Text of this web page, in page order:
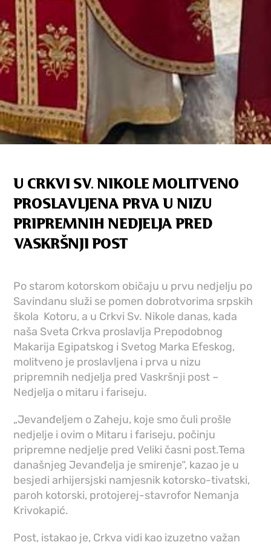
U CRKVI SV. NIKOLE MOLITVENO
PROSLAVLJENA PRVA U NIZU
PRIPREMNIH NEDJELJA PRED
VASKRŠNJI POST
Po starom kotorskom običaju u prvu nedjelju po
Savindanu služi se pomen dobrotvorima srpskih
škola Kotoru, a u Crkvi Sv. Nikole danas, kada
naša Sveta Crkva proslavlja Prepodobnog
Makarija Egipatskog i Svetog Marka Efeskog,
molitveno je proslavljena i prva u nizu
pripremnih nedjelja pred Vaskršnji post –
Nedjelja o mitaru i fariseju.
„Jevanđeljem o Zaheju, koje smo čuli prošle
nedjelje i ovim o Mitaru i fariseju, počinju
pripremne nedjelje pred Veliki časni post.Tema
današnjeg Jevanđelja je smirenje“, kazao je u
besjedi arhijersjski namjesnik kotorsko-tivatski,
paroh kotorski, protojerej-stavrofor Nemanja
Krivokapić.
Post, istakao je, Crkva vidi kao izuzetno važan